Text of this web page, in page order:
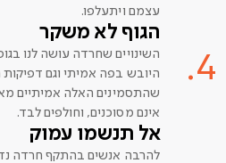
עצמם ויתעלפו.
4.
הגוף לא משקר
השינויים שחרדה עושה לנו
היובש בפה אמיתי וגם דפיקות
שהתסמינים האלה אמיתיים
אינם מסוכנים, וחולפים לבד.
אל תנשמו עמוק
להרבה אנשים בהתקף חרדה